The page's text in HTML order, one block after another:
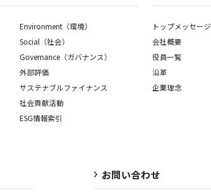
Environment（環境）
Social（社会）
Governance（ガバナンス）
外部評価
サステナブルファイナンス
社会貢献活動
ESG情報索引
トップメッセージ
会社概要
役員一覧
沿革
企業理念
お問い合わせ